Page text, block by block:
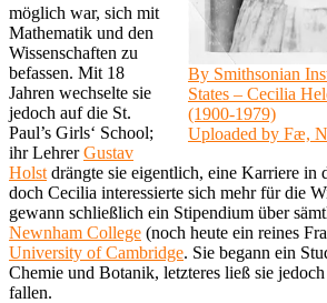
By Smithsonian
States – Cecilia
(1900-1979)
Uploaded by Fæ,
möglich war, sich mit
Mathematik und den
Wissenschaften zu
befassen. Mit 18
Jahren wechselte sie
jedoch auf die St.
Paul’s Girls‘ School;
ihr LehrerGustav
Holst drängte sie eigentlich, eine Karriere in
doch Cecilia interessierte sich mehr für die
gewann schließlich ein Stipendium über
Newnham College (noch heute ein reines
University of Cambridge. Sie begann ein
Chemie und Botanik, letzteres ließ sie
fallen.